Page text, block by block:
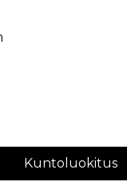
Kuntoluokitus